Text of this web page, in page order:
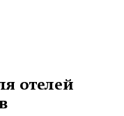
отелей